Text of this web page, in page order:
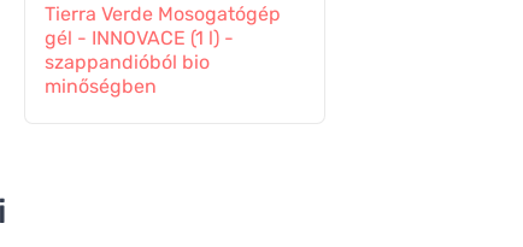
Tierra Verde Mosogatógép
gél - INNOVACE (1 l) -
szappandióból bio
minőségben